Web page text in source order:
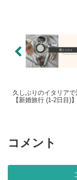
久しぶりのイタリア
【新婚旅行 (1-2日目)】
コメント